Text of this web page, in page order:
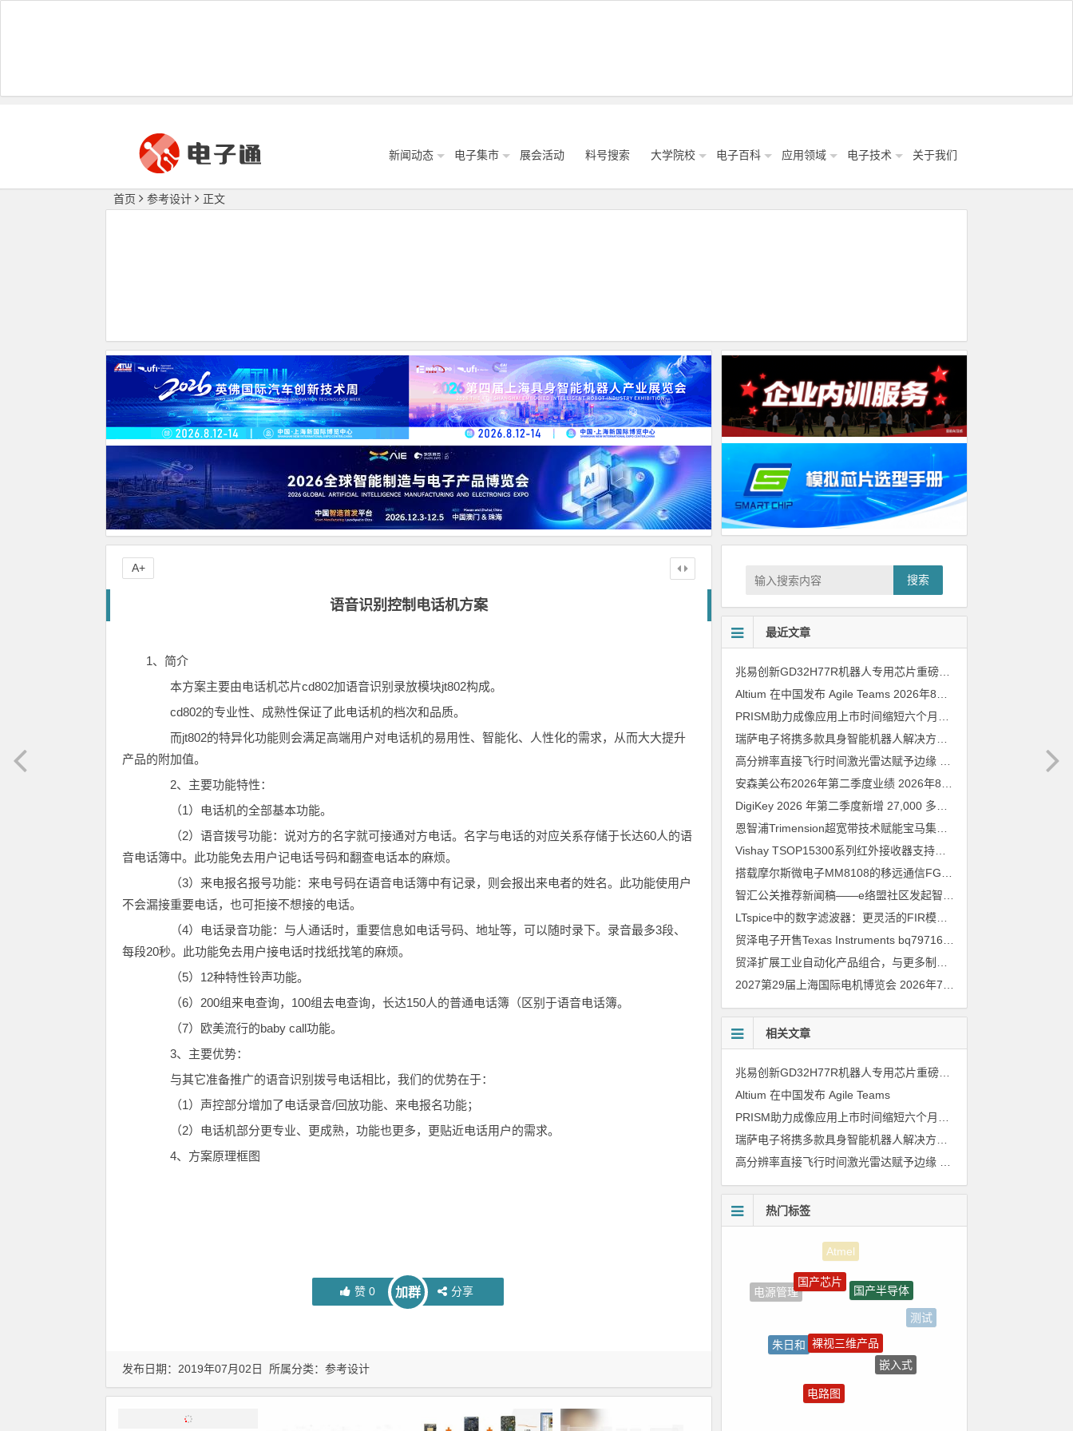
新闻动态 电子集市 展会活动 料号搜索 大学院校 电子百科 应用领域 电子技术 关于我们
首页 参考设计 正文
语音识别控制电话机方案
1、简介
本方案主要由电话机芯片cd802加语音识别录放模块jt802构成。
cd802的专业性、成熟性保证了此电话机的档次和品质。
而jt802的特异化功能则会满足高端用户对电话机的易用性、智能化、人性化的需求，从而大大提升
产品的附加值。
2、主要功能特性：
（1）电话机的全部基本功能。
（2）语音拨号功能：说对方的名字就可接通对方电话。名字与电话的对应关系存储于长达60人的语
音电话簿中。此功能免去用户记电话号码和翻查电话本的麻烦。
（3）来电报名报号功能：来电号码在语音电话簿中有记录，则会报出来电者的姓名。此功能使用户
不会漏接重要电话，也可拒接不想接的电话。
（4）电话录音功能：与人通话时，重要信息如电话号码、地址等，可以随时录下。录音最多3段、
每段20秒。此功能免去用户接电话时找纸找笔的麻烦。
（5）12种特性铃声功能。
（6）200组来电查询，100组去电查询，长达150人的普通电话簿（区别于语音电话簿。
（7）欧美流行的baby call功能。
3、主要优势：
与其它准备推广的语音识别拨号电话相比，我们的优势在于：
（1）声控部分增加了电话录音/回放功能、来电报名功能；
（2）电话机部分更专业、更成熟，功能也更多，更贴近电话用户的需求。
4、方案原理框图
赞0 加群 分享
A+
发布日期：2019年07月02日 所属分类： 参考设计
搜索
最近文章
兆易创新GD32H77R机器人专用芯片重磅亮相，精准赋能伺服驱动与关节控制
Altium 在中国发布 Agile Teams 2026年8月6日
2026年8
安森美公布2026年第二季度业绩 2026年8月6日
恩智浦Trimension超宽带技术赋能宝马集团Digital Key Plus及生命体存在检测功能
Vishay TSOP15300系列红外接收器支持所有主流遥控代码
LTspice中的数字滤波器：更灵活的FIR模型
2027第29届上海国际电机博览会 2026年7月30日
相关文章
兆易创新GD32H77R机器人专用芯片重磅亮相，精准赋能伺服驱动与关节控制
Altium 在中国发布 Agile Teams
热门标签
电源管理
测试
嵌入式